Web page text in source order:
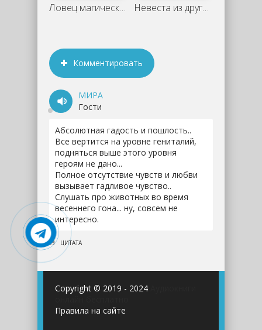
Ловец магических животных - Валентина Невеста из другого мира. Травница -
Комментировать
МИРА
Гости
Абсолютная гадость и пошлость..
Все вертится на уровне гениталий,
подняться выше этого уровня
героям не дано...
Полное отсутствие чувств и любви
вызывает гадливое чувство..
Слушать про животных во время
весеннего гона... ну, совсем не
интересно.
ЦИТАТА
Copyright © 2019 - 2024
Правила на сайте